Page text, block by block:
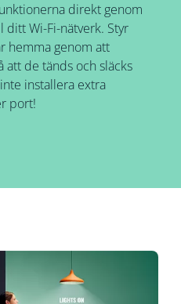
direkt genom
ditt Wi-Fi-nätverk. Styr
hemma genom att
att de tänds och släcks
installera extra
port!